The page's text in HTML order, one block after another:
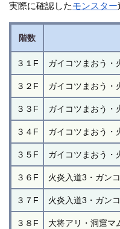
実際に確認したモンスター
階数
３１F ガイコツまおう・
３２F ガイコツまおう・
３３F ガイコツまおう・
３４F ガイコツまおう・
３５F ガイコツまおう・
３６F 火炎入道3・ガン
３７F 火炎入道3・ガン
３８F 大将アリ・洞窟マ